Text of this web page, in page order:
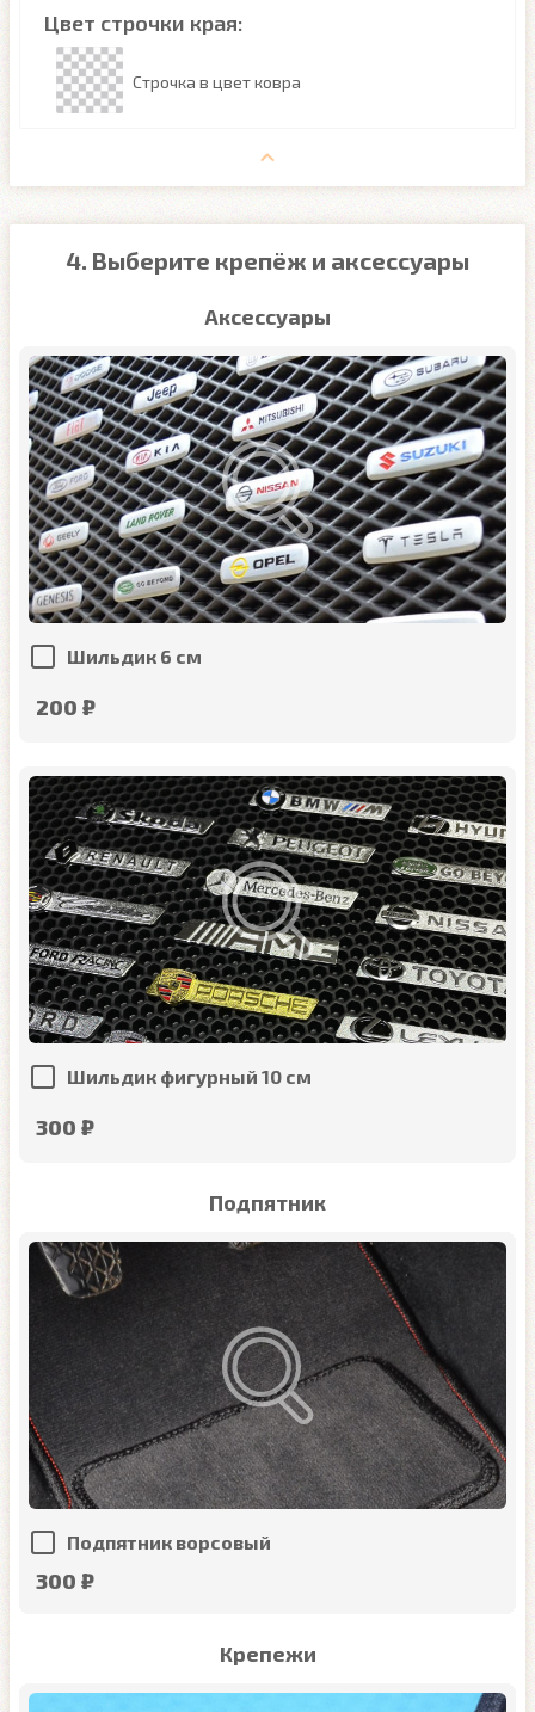
Цвет строчки края:
Строчка в цвет ковра
4. Выберите крепёж и аксессуары
Аксессуары
Шильдик 6 см
200 ₽
Шильдик фигурный 10 см
300 ₽
Подпятник
Подпятник ворсовый
300 ₽
Крепежи